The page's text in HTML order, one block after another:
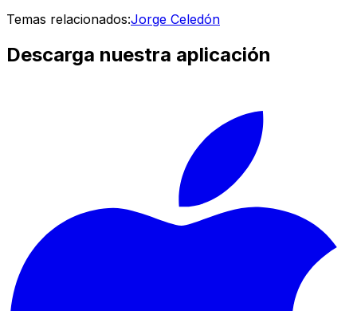
Temas relacionados:Jorge Celedón
Descarga nuestra aplicación